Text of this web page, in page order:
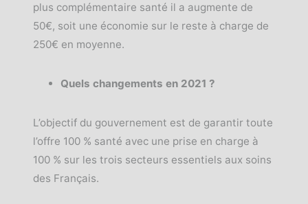
plus complémentaire santé il a augmente de
50€, soit une économie sur le reste à charge de
250€ en moyenne.
Quels changements en 2021 ?
L’objectif du gouvernement est de garantir toute
l’offre 100 % santé avec une prise en charge à
100 % sur les trois secteurs essentiels aux soins
des Français.